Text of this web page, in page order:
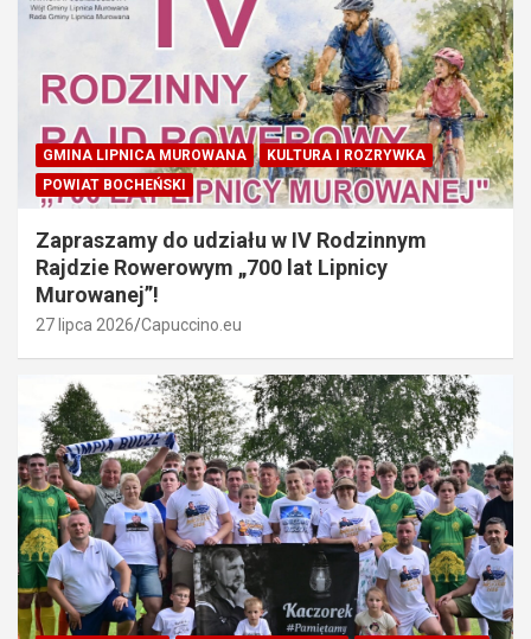
GMINA LIPNICA MUROWANA
KULTURA I ROZRYWKA
POWIAT BOCHEŃSKI
Zapraszamy do udziału w IV Rodzinnym
Rajdzie Rowerowym „700 lat Lipnicy
Murowanej”!
27 lipca 2026 Capuccino.eu